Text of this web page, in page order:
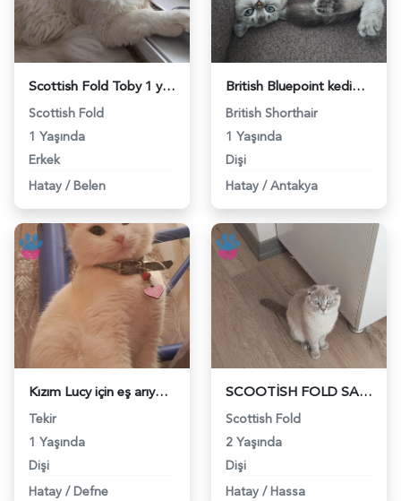
Scottish Fold Toby 1 yaşında - 118984427
Scottish Fold
1 Yaşında
Erkek
Hatay / Belen
British Bluepoint kedimize eş arıyoruz - 118984328
British Shorthair
1 Yaşında
Dişi
Hatay / Antakya
Kızım Lucy için eş arıyorum - 118984070
Tekir
1 Yaşında
Dişi
Hatay / Defne
SCOOTİSH FOLD SAĞLIKLI DİŞİ KEDİME EŞ ARIYORUZ - 118983711
Scottish Fold
2 Yaşında
Dişi
Hatay / Hassa